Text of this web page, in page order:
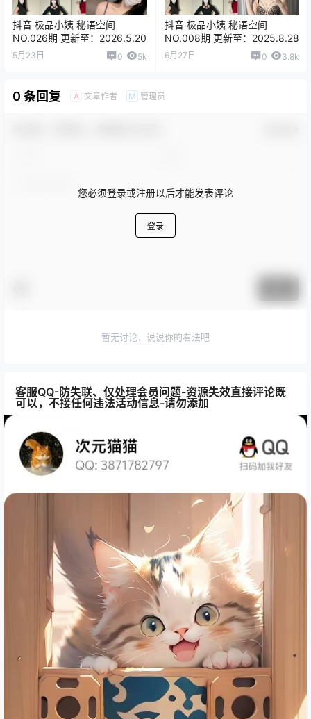
抖音 极品小姨 秘语空间
NO.026期 更新至：2026.5.20
5月23日 0 5k
抖音 极品小姨 秘语空间
NO.008期 更新至：2025.8.28
6月27日 0 3.8k
0 条回复 A 文章作者 M 管理员
您必须登录或注册以后才能发表评论
登录
暂无讨论，说说你的看法吧
客服QQ-防失联、仅处理会员问题-资源失效直接评论既
可以，不接任何违法活动信息-请勿添加